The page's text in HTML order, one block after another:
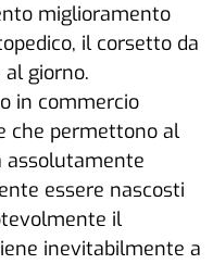
miglioramento
il corsetto da
giorno.
in commercio
che permettono al
assolutamente
essere nascosti
il
inevitabilmente a